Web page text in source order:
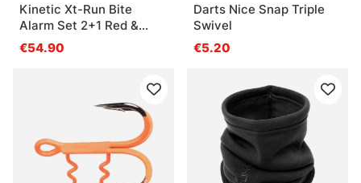
Kinetic Xt-Run Bite
Alarm Set 2+1 Red &
Yellow
€54.90
Darts Nice Snap Triple
Swivel
€5.20